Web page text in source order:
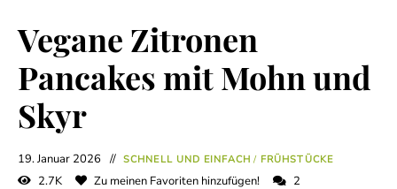
Vegane Zitronen
Pancakes mit Mohn und
Skyr
19. Januar 2026 SCHNELL UND EINFACH / FRÜHSTÜCKE
2.7K Zu meinen Favoriten hinzufügen! 2